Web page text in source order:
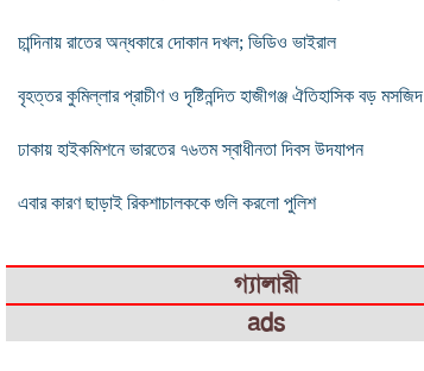
চান্দিনায় রাতের অন্ধকারে দোকান দখল; ভিডিও ভাইরাল
বৃহত্তর কুমিল্লার প্রাচীণ ও দৃষ্টিনন্দিত হাজীগঞ্জ ঐতিহাসিক বড় মসজিদ
ঢাকায় হাইকমিশনে ভারতের ৭৬তম স্বাধীনতা দিবস উদযাপন
এবার কারণ ছাড়াই রিকশাচালককে গুলি করলো পুলিশ
গ্যালারী
ads